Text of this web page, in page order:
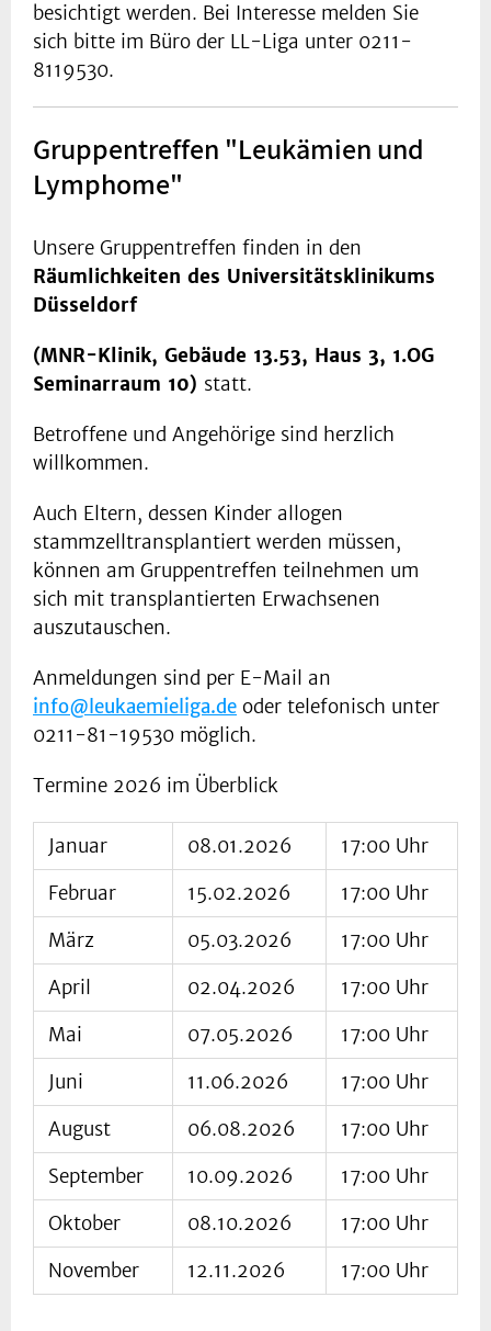
besichtigt werden. Bei Interesse melden Sie
sich bitte im Büro der LL-Liga unter 0211-
8119530.
Gruppentreffen "Leukämien und
Lymphome"
Unsere Gruppentreffen finden in den
Räumlichkeiten des Universitätsklinikums
Düsseldorf
(MNR-Klinik, Gebäude 13.53, Haus 3, 1.OG
Seminarraum 10) statt.
Betroffene und Angehörige sind herzlich
willkommen.
Auch Eltern, dessen Kinder allogen
stammzelltransplantiert werden müssen,
können am Gruppentreffen teilnehmen um
sich mit transplantierten Erwachsenen
auszutauschen.
Anmeldungen sind per E-Mail an
info@leukaemieliga.de oder telefonisch unter
0211-81-19530 möglich.
Termine 2026 im Überblick
Januar 08.01.2026
17:00 Uhr
Februar
15.02.2026
17:00 Uhr
März
05.03.2026
17:00 Uhr
April
02.04.2026
17:00 Uhr
Mai
07.05.2026
17:00 Uhr
Juni
11.06.2026
17:00 Uhr
August
06.08.2026
17:00 Uhr
September
10.09.2026
17:00 Uhr
Oktober
08.10.2026
17:00 Uhr
November
12.11.2026 17:00 Uhr